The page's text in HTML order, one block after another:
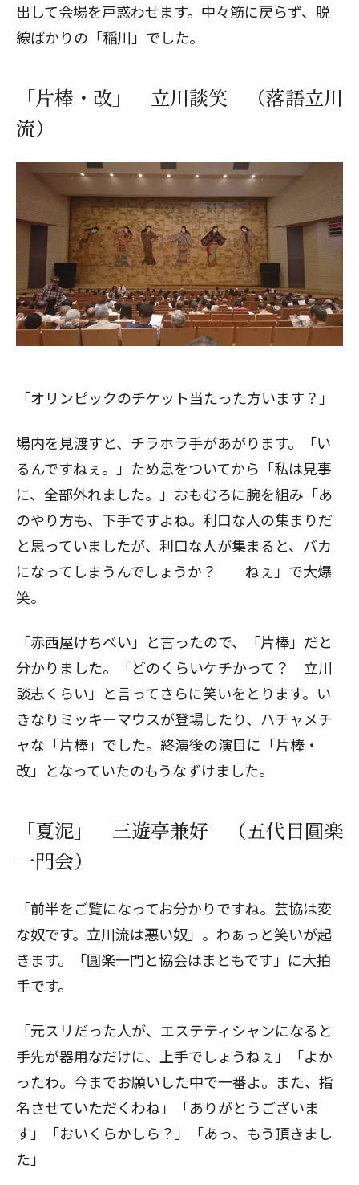
出して会場を戸惑わせます。中々筋に戻らず、脱
線ばかりの「稲川」でした。
「片棒・改」 立川談笑 （落語立川
流）
「オリンピックのチケット当たった方います？」
場内を見渡すと、チラホラ手があがります。「い
るんですねぇ。」ため息をついてから「私は見事
に、全部外れました。」おもむろに腕を組み「あ
のやり方も、下手ですよね。利口な人の集まりだ
と思っていましたが、利口な人が集まると、バカ
になってしまうんでしょうか？ ねぇ」で大爆
笑。
「赤西屋けちべい」と言ったので、「片棒」だと
分かりました。「どのくらいケチかって？ 立川
談志くらい」と言ってさらに笑いをとります。い
きなりミッキーマウスが登場したり、ハチャメチ
ャな「片棒」でした。終演後の演目に「片棒・
改」となっていたのもうなずけました。
「夏泥」 三遊亭兼好 （五代目圓楽
一門会）
「前半をご覧になってお分かりですね。芸協は変
な奴です。立川流は悪い奴」。わぁっと笑いが起
きます。「圓楽一門と協会はまともです」に大拍
手です。
「元スリだった人が、エステティシャンになると
手先が器用なだけに、上手でしょうねぇ」「よか
ったわ。今までお願いした中で一番よ。また、指
名させていただくわね」「ありがとうございま
す」「おいくらかしら？」「あっ、もう頂きまし
た」